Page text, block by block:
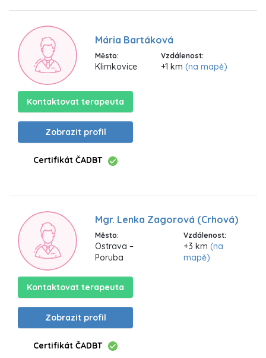
Mária Bartáková
Město:
Klimkovice
Vzdálenost:
+1 km (na mapě)
Kontaktovat terapeuta
Zobrazit profil
Certifikát ČADBT
Mgr. Lenka Zagorová (Crhová)
Město:
Ostrava –
Poruba
Vzdálenost:
+3 km(na
mapě)
Kontaktovat terapeuta
Zobrazit profil
Certifikát ČADBT